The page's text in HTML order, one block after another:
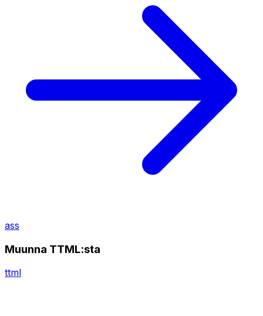
ass
Muunna TTML:sta
ttml